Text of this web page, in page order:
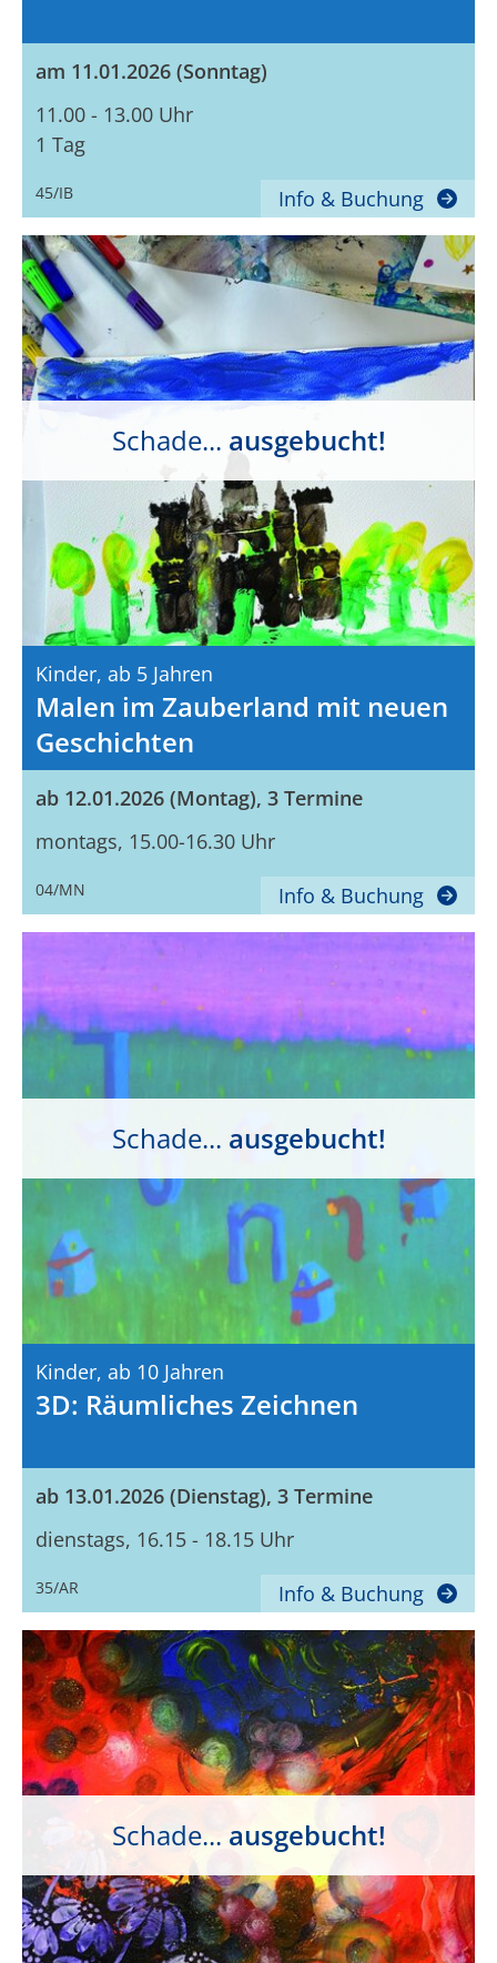
am 11.01.2026 (Sonntag)
11.00 - 13.00 Uhr
1 Tag
45/IB Info & Buchung
Schade... ausgebucht!
Kinder, Ab 5 Jahren
Malen im Zauberland mit neuen
Geschichten
ab 12.01.2026 (Montag), 3 Termine
montags, 15.00-16.30 Uhr
04/MN Info & Buchung
Schade... ausgebucht!
Kinder, Ab 10 Jahren
3D: Räumliches Zeichnen
ab 13.01.2026 (Dienstag), 3 Termine
dienstags, 16.15 - 18.15 Uhr
35/AR Info & Buchung
Schade... ausgebucht!